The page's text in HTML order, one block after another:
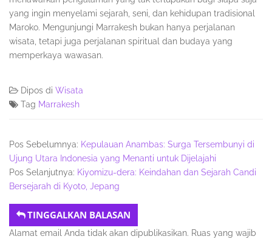
yang ingin menyelami sejarah, seni, dan kehidupan tradisional
Maroko. Mengunjungi Marrakesh bukan hanya perjalanan
wisata, tetapi juga perjalanan spiritual dan budaya yang
memperkaya wawasan.
Dipos di Wisata
Tag Marrakesh
Pos Sebelumnya: Kepulauan Anambas: Surga Tersembunyi di
Ujung Utara Indonesia yang Menanti untuk Dijelajahi
Pos Selanjutnya: Kiyomizu-dera: Keindahan dan Sejarah Candi
Bersejarah di Kyoto, Jepang
TINGGALKAN BALASAN
Alamat email Anda tidak akan dipublikasikan. Ruas yang wajib